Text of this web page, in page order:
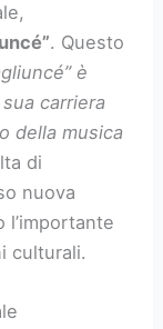
. Questo
è
carriera
della musica
di
nuova
l’importante
culturali.